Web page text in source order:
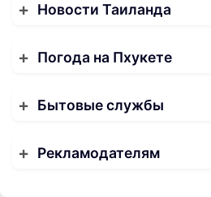
Новости Таиланда
Погода на Пхукете
Бытовые службы
Рекламодателям